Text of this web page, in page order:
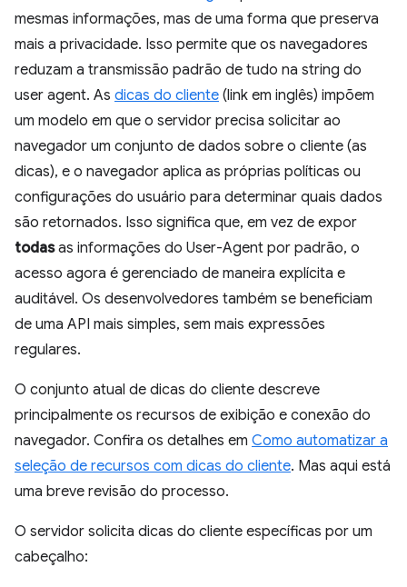
mesmas informações, mas de uma forma que preserva
mais a privacidade. Isso permite que os navegadores
reduzam a transmissão padrão de tudo na string do
user agent. As dicas do cliente (link em inglês) impõem
um modelo em que o servidor precisa solicitar ao
navegador um conjunto de dados sobre o cliente (as
dicas), e o navegador aplica as próprias políticas ou
configurações do usuário para determinar quais dados
são retornados. Isso significa que, em vez de expor
todasas informações do User-Agent por padrão, o
acesso agora é gerenciado de maneira explícita e
auditável. Os desenvolvedores também se beneficiam
de uma API mais simples, sem mais expressões
regulares.
O conjunto atual de dicas do cliente descreve
principalmente os recursos de exibição e conexão do
navegador. Confira os detalhes em Como automatizar a
seleção de recursos com dicas do cliente. Mas aqui está
uma breve revisão do processo.
O servidor solicita dicas do cliente específicas por um
cabeçalho: